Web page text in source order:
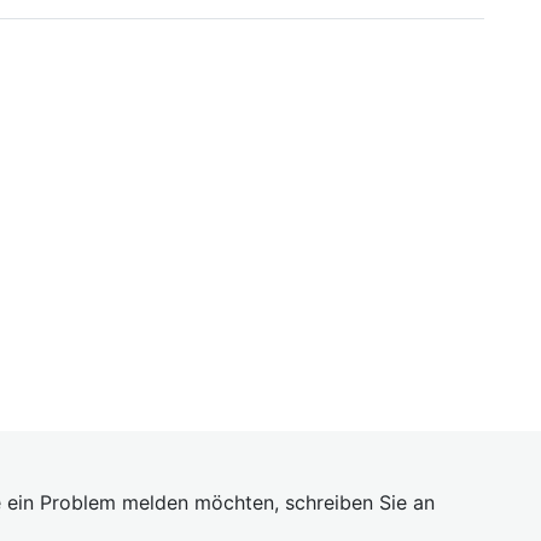
Problem melden möchten, schreiben Sie an